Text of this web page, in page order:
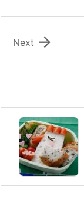
o
k
Next